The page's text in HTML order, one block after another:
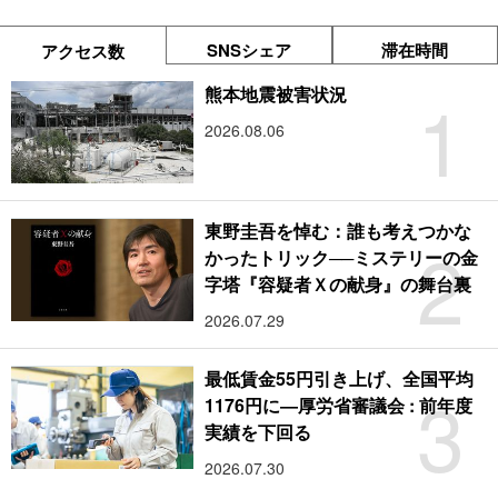
アクセス数 SNSシェア 滞在時間
1
熊本地震被害状況
2026.08.06
2
東野圭吾を悼む：誰も考えつかな
かったトリック──ミステリーの金
字塔『容疑者Ｘの献身』の舞台裏
2026.07.29
3
最低賃金55円引き上げ、全国平均
1176円に―厚労省審議会 : 前年度
実績を下回る
2026.07.30